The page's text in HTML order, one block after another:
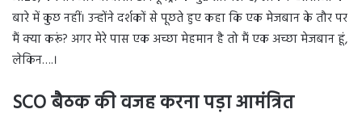
बारे में कुछ नहीं। उन्होंने दर्शकों से पूछते हुए कहा कि एक मेजबान के तौर पर
मैं क्या करूं? अगर मेरे पास एक अच्छा मेहमान है तो मैं एक अच्छा मेजबान हूं,
लेकिन….।
SCO बैठक की वजह करना पड़ा आमंत्रित